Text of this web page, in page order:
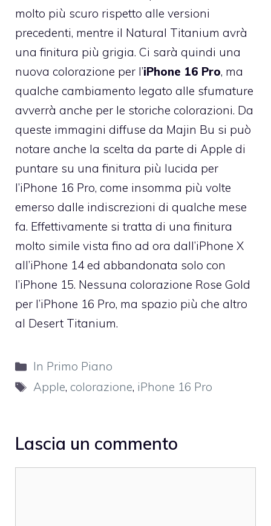
molto più scuro rispetto alle versioni
precedenti, mentre il Natural Titanium avrà
una finitura più grigia. Ci sarà quindi una
nuova colorazione per l’iPhone 16 Pro, ma
qualche cambiamento legato alle sfumature
avverrà anche per le storiche colorazioni. Da
queste immagini diffuse da Majin Bu si può
notare anche la scelta da parte di Apple di
puntare su una finitura più lucida per
l’iPhone 16 Pro, come insomma più volte
emerso dalle indiscrezioni di qualche mese
fa. Effettivamente si tratta di una finitura
molto simile vista fino ad ora dall’iPhone X
all’iPhone 14 ed abbandonata solo con
l’iPhone 15. Nessuna colorazione Rose Gold
per l’iPhone 16 Pro, ma spazio più che altro
al Desert Titanium.
Categorie
In Primo Piano
Tag
Apple, colorazione, iPhone 16 Pro
Lascia un commento